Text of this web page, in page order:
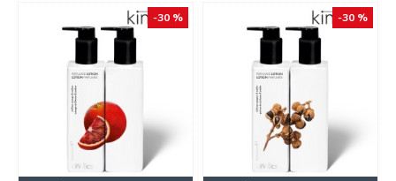
-30 % -30 %